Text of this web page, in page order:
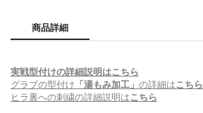
商品詳細
実戦型付けの詳細説明はこちら
グラブの型付け 「湯もみ加工」 の詳細はこちら
ヒラ裏への刺繍の詳細説明はこちら